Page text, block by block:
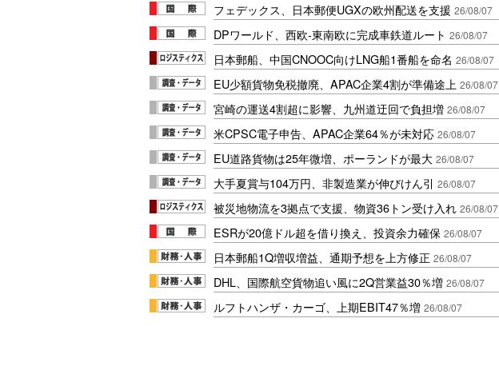
フェデックス、日本郵便UGXの欧州配送を支援 26/08/07
DPワールド、西欧-東南欧に完成車鉄道ルート 26/08/07
日本郵船、中国CNOOC向けLNG船1番船を命名 26/08/07
EU少額貨物免税撤廃、APAC企業4割が準備途上 26/08/07
宮崎の運送4割超に影響、九州道迂回で負担増 26/08/07
米CPSC電子申告、APAC企業64％が未対応 26/08/07
EU道路貨物は25年微増、ポーランドが最大 26/08/07
大手夏賞与104万円、非製造業が伸びけん引 26/08/07
被災地物流を3拠点で支援、物資36トン受け入れ 26/08/07
ESRが20億ドル超を借り換え、投資余力確保 26/08/07
日本郵船1Q増収増益、通期予想を上方修正 26/08/07
DHL、国際航空貨物追い風に2Q営業益30％増 26/08/07
ルフトハンザ・カーゴ、上期EBIT47％増 26/08/07